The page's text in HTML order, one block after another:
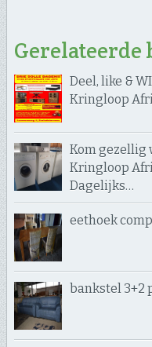
Gerelateerde
Deel, like &
Kringloop
Kom gezellig
Kringloop
Dagelijks…
eethoek
bankstel 3+2